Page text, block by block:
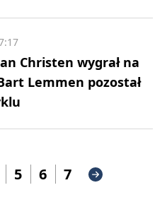
Christen wygrał na
Lemmen pozostał
5 6 7